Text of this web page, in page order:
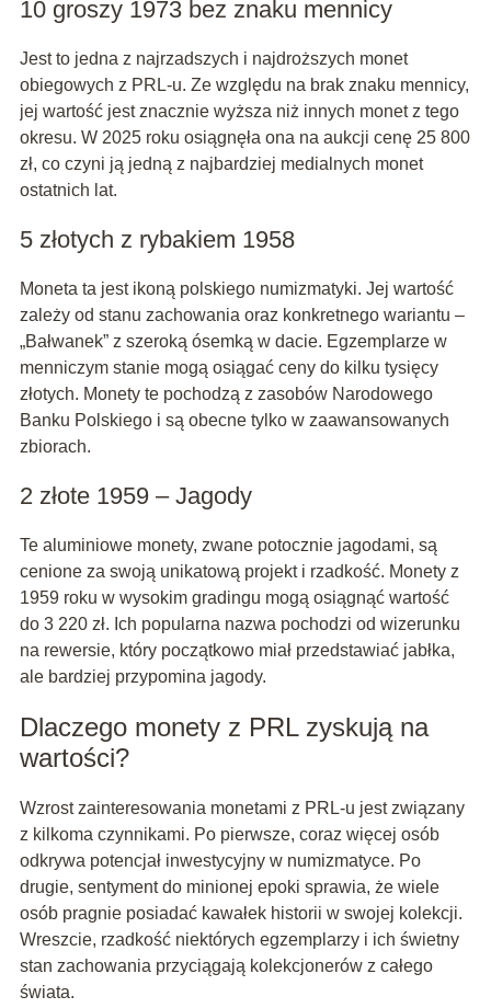
10 groszy 1973 bez znaku mennicy
Jest to jedna z najrzadszych i najdroższych monet
obiegowych z PRL-u. Ze względu na brak znaku mennicy,
jej wartość jest znacznie wyższa niż innych monet z tego
okresu. W 2025 roku osiągnęła ona na aukcji cenę 25 800
zł, co czyni ją jedną z najbardziej medialnych monet
ostatnich lat.
5 złotych z rybakiem 1958
Moneta ta jest ikoną polskiego numizmatyki. Jej wartość
zależy od stanu zachowania oraz konkretnego wariantu –
„Bałwanek” z szeroką ósemką w dacie. Egzemplarze w
menniczym stanie mogą osiągać ceny do kilku tysięcy
złotych. Monety te pochodzą z zasobów Narodowego
Banku Polskiego i są obecne tylko w zaawansowanych
zbiorach.
2 złote 1959 – Jagody
Te aluminiowe monety, zwane potocznie jagodami, są
cenione za swoją unikatową projekt i rzadkość. Monety z
1959 roku w wysokim gradingu mogą osiągnąć wartość
do 3 220 zł. Ich popularna nazwa pochodzi od wizerunku
na rewersie, który początkowo miał przedstawiać jabłka,
ale bardziej przypomina jagody.
Dlaczego monety z PRL zyskują na
wartości?
Wzrost zainteresowania monetami z PRL-u jest związany
z kilkoma czynnikami. Po pierwsze, coraz więcej osób
odkrywa potencjał inwestycyjny w numizmatyce. Po
drugie, sentyment do minionej epoki sprawia, że wiele
osób pragnie posiadać kawałek historii w swojej kolekcji.
Wreszcie, rzadkość niektórych egzemplarzy i ich świetny
stan zachowania przyciągają kolekcjonerów z całego
świata.